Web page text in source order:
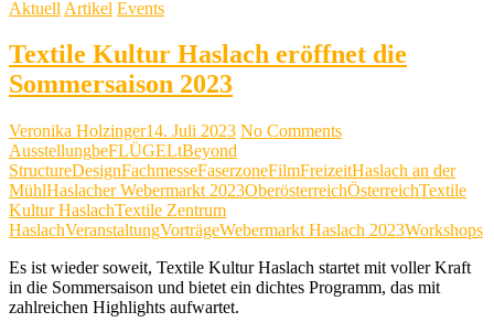
Aktuell Artikel Events
Textile Kultur Haslach eröffnet die
Sommersaison 2023
Veronika Holzinger14. Juli 2023 No Comments
AusstellungbeFLÜGELtBeyond
StructureDesignFachmesseFaserzoneFilmFreizeitHaslach an der
MühlHaslacher Webermarkt 2023OberösterreichÖsterreichTextile
Kultur HaslachTextile Zentrum
HaslachVeranstaltungVorträgeWebermarkt Haslach 2023Workshops
Es ist wieder soweit, Textile Kultur Haslach startet mit voller Kraft
in die Sommersaison und bietet ein dichtes Programm, das mit
zahlreichen Highlights aufwartet.